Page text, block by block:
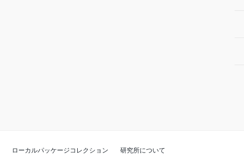
ローカルパッケージコレクション 研究所について